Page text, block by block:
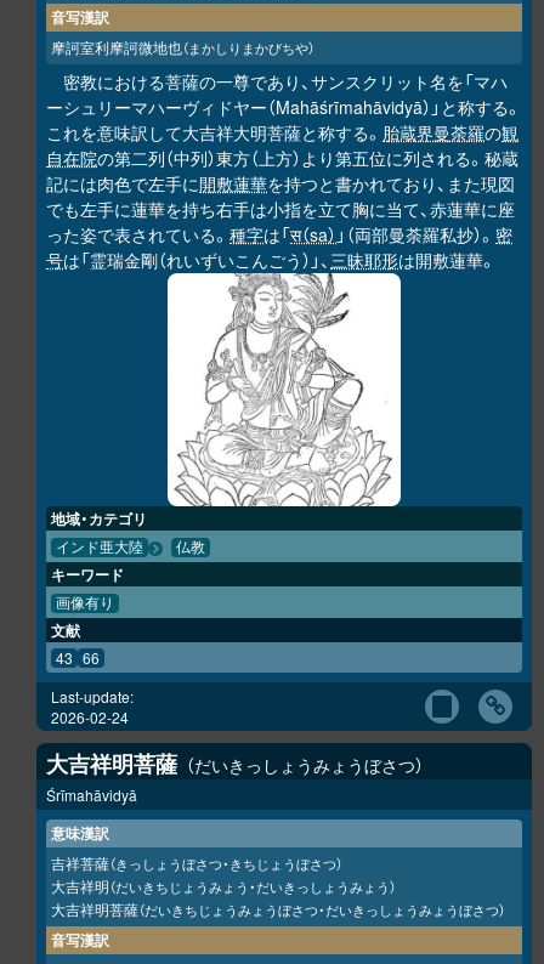
音写漢訳
摩訶室利摩訶微地也（まかしりまかびちや）
密教における菩薩の一尊であり、サンスクリット名を「マハ
ーシュリーマハーヴィドヤー（Mahāśrīmahāvidyā）」と称する。
これを意味訳して大吉祥大明菩薩と称する。 胎蔵界曼荼羅の観
自在院の第二列（中列）東方（上方）より第五位に列される。秘蔵
記には肉色で左手に開敷蓮華を持つと書かれており、また現図
でも左手に蓮華を持ち右手は小指を立て胸に当て、赤蓮華に座
った姿で表されている。 種字は「स（sa） 」（両部曼荼羅私抄）。 密
号は「霊瑞金剛（れいずいこんごう）」、三昧耶形は開敷蓮華。
地域・カテゴリ
インド亜大陸 仏教
キーワード
画像有り
文献
43 66
Last-update:
2026-02-24
大吉祥明菩薩 だいきっしょうみょうぼさつ
Śrīmahāvidyā
意味漢訳
吉祥菩薩（きっしょうぼさつ・きちじょうぼさつ）
大吉祥明（だいきちじょうみょう・だいきっしょうみょう）
大吉祥明菩薩（だいきちじょうみょうぼさつ・だいきっしょうみょうぼさつ）
音写漢訳